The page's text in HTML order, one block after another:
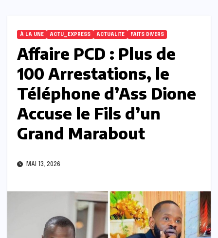
À LA UNE ACTU_EXPRESS ACTUALITE FAITS DIVERS
Affaire PCD : Plus de
100 Arrestations, le
Téléphone d’Ass Dione
Accuse le Fils d’un
Grand Marabout
MAI 13, 2026